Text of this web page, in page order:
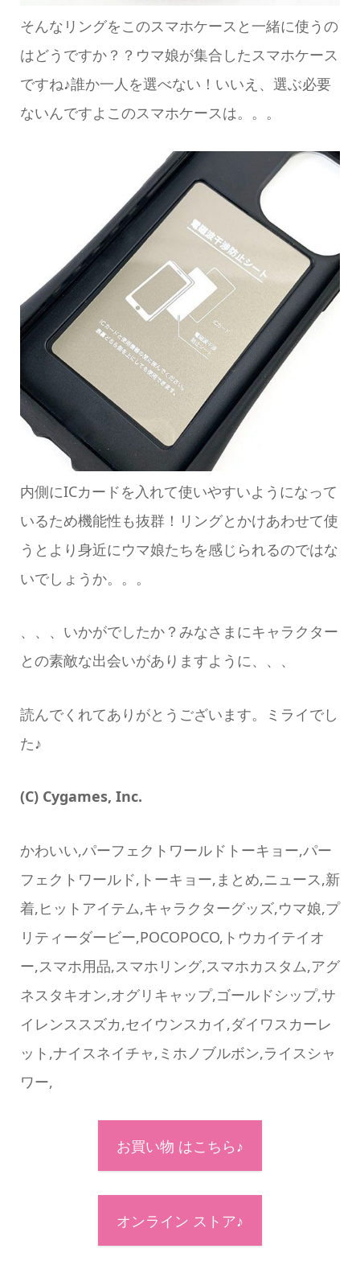
そんなリングをこのスマホケースと一緒に使うの
はどうですか？？ウマ娘が集合したスマホケース
ですね♪誰か一人を選べない！いいえ、選ぶ必要
ないんですよこのスマホケースは。。。
内側にICカードを入れて使いやすいようになって
いるため機能性も抜群！リングとかけあわせて使
うとより身近にウマ娘たちを感じられるのではな
いでしょうか。。。
、、、いかがでしたか？みなさまにキャラクター
との素敵な出会いがありますように、、、
読んでくれてありがとうございます。ミライでし
た♪
(C) Cygames, Inc.
かわいい,パーフェクトワールドトーキョー,パー
フェクトワールド,トーキョー,まとめ,ニュース,新
着,ヒットアイテム,キャラクターグッズ,ウマ娘,プ
リティーダービー,POCOPOCO,トウカイテイオ
ー,スマホ用品,スマホリング,スマホカスタム,アグ
ネスタキオン,オグリキャップ,ゴールドシップ,サ
イレンススズカ,セイウンスカイ,ダイワスカーレ
ット,ナイスネイチャ,ミホノブルボン,ライスシャ
ワー,
お買い物 はこちら♪
オンライン ストア♪